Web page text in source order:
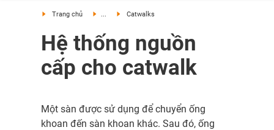
Trang chủ ... Catwalks
Hệ thống nguồn
cấp cho catwalk
Một sàn được sử dụng để chuyển ống
khoan đến sàn khoan khác. Sau đó, ống